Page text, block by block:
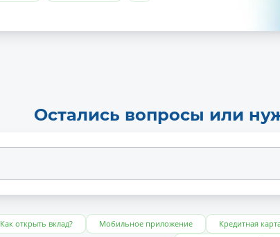
Остались вопросы или
Как открыть вклад? Мобильное приложение Кредитная